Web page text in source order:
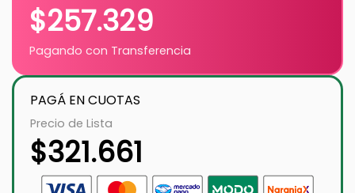
$257.329
Pagando con Transferencia
PAGÁ EN CUOTAS
Precio de Lista
$321.661